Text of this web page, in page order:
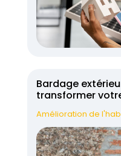
Bardage
transformer
Amélioration de